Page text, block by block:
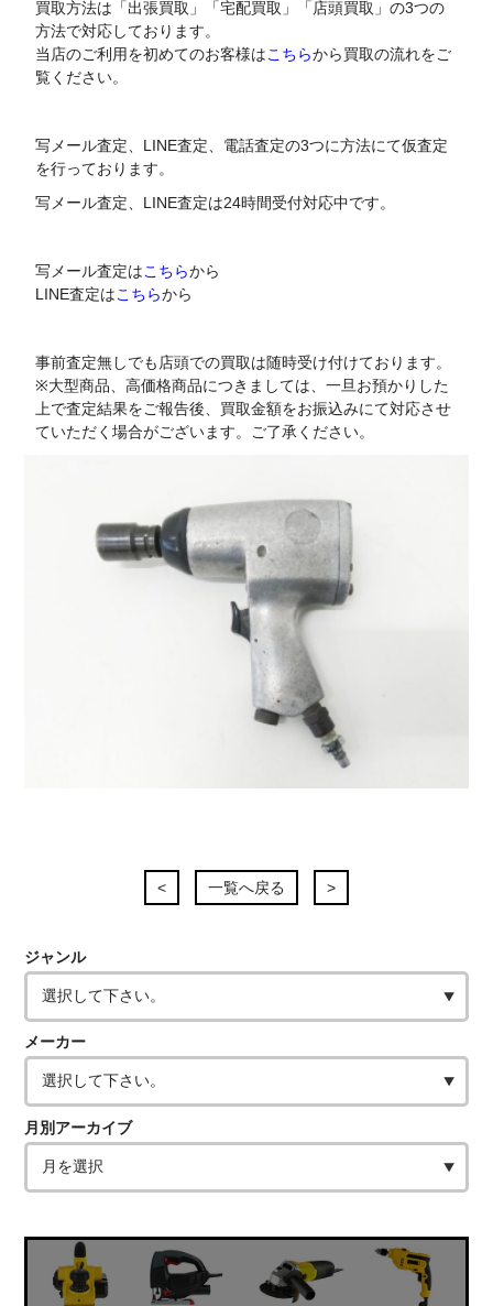
買取方法は「出張買取」「宅配買取」「店頭買取」の3つの
方法で対応しております。
当店のご利用を初めてのお客様はこちらから買取の流れをご
覧ください。
写メール査定、LINE査定、電話査定の3つに方法にて仮査定
を行っております。
写メール査定、LINE査定は24時間受付対応中です。
写メール査定はこちらから
LINE査定はこちらから
事前査定無しでも店頭での買取は随時受け付けております。
※大型商品、高価格商品につきましては、一旦お預かりした
上で査定結果をご報告後、買取金額をお振込みにて対応させ
ていただく場合がございます。ご了承ください。
< 一覧へ戻る >
ジャンル
メーカー
月別アーカイブ